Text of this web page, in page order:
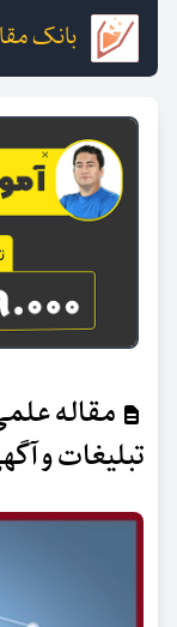
بانک
مقاله
تبلیغات و